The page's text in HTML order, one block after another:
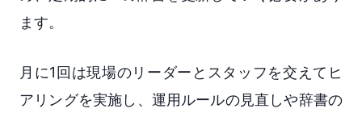
ます。
月に1回は現場のリーダーとスタッフを交えてヒ
アリングを実施し、運用ルールの見直しや辞書の